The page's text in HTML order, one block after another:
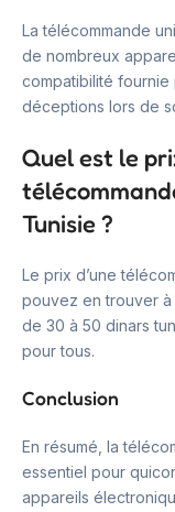
La télécommande
de nombreux
compatibilité
déceptions lors de
Quel est le
Tunisie ?
Le prix d’une
pouvez en trouver
de 30 à 50 dinars
pour tous.
Conclusion
En résumé, la
essentiel pour
appareils